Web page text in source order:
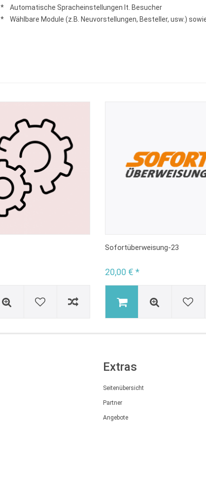
* Automatische Spracheinstellungen lt. Besucher
* Wählbare Module (z.B. Neuvorstellungen, Besteller, usw.)
Sofortüberweisung-23
20,00 € *
Extras
Seitenübersicht
Partner
Angebote